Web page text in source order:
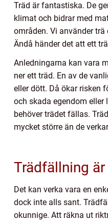
Träd är fantastiska. De
klimat och bidrar med
områden. Vi använder trä
Ändå händer det att ett
Anledningarna kan vara
ner ett träd. En av de
eller dött. Då ökar risken
och skada egendom eller
behöver trädet fällas.
mycket större än de
Trädfällning
Det kan verka vara en
dock inte alls sant.
okunnige. Att räkna ut